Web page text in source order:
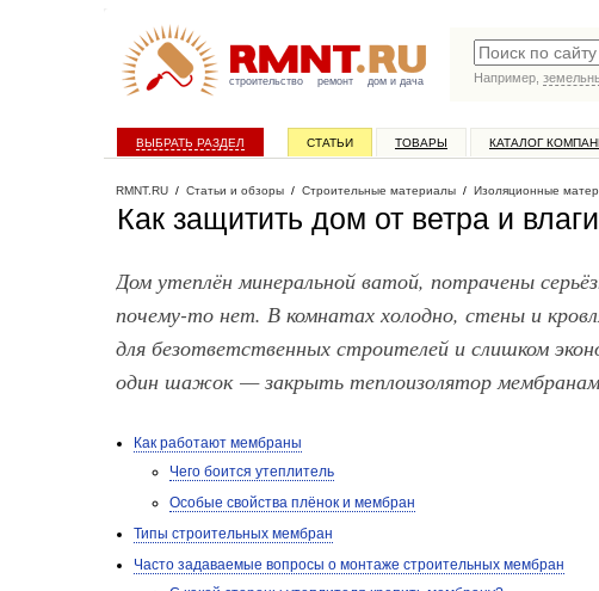
строительство ремонт дом и дача
Например,
ВЫБРАТЬ РАЗДЕЛ СТАТЬИ ТОВАРЫ КАТАЛОГ
RMNT.RU / Статьи и обзоры / Строительные материалы / Изоляционные
Как защитить дом от ветра и
Дом утеплён минеральной ватой, потрачены
почему-то нет. В комнатах холодно, стены и
для безответственных строителей и слишком
один шажок — закрыть теплоизолятор
Как работают мембраны
Чего боится утеплитель
Особые свойства плёнок и мембран
Типы строительных мембран
Часто задаваемые вопросы о монтаже строительных мембран